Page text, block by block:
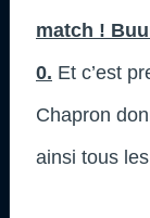
match !
0. Et c’est
Chapron
ainsi tous